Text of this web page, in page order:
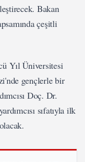
Bakan
çeşitli
Yıl Üniversitesi
gençlerle bir
Doç. Dr.
sıfatıyla ilk